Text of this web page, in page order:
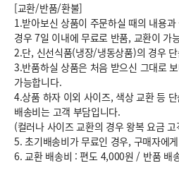
[교환/반품/환불]
1.받아보신 상품이 주문하실 때의 내용
경우 7일 이내에 무료로 반품, 교환이 가
2.단, 신선식품(냉장/냉동상품)의 경우
3.반품하실 상품은 처음 받으신 그대로
가능합니다.
4.상품 하자 이외 사이즈, 색상 교환 등
배송비는 고객 부담입니다.
(컬러나 사이즈 교환의 경우 왕복 요금
5. 초기배송비가 무료인 경우, 구매자에
6.교환 배송비 : 편도 4,000원 / 반품 배